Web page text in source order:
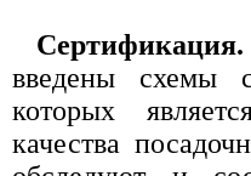
Сертификация.
введены схемы
которых
качества